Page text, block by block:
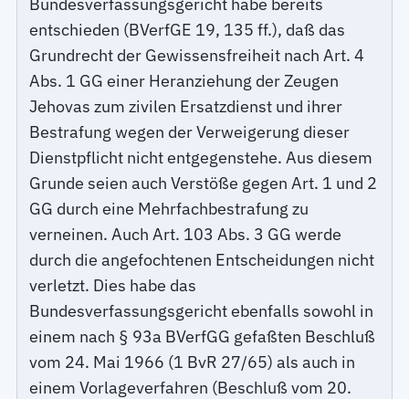
entschieden (BVerfGE 19, 135 ff.), daß das
Grundrecht der Gewissensfreiheit nach Art. 4
Abs. 1 GG einer Heranziehung der Zeugen
Jehovas zum zivilen Ersatzdienst und ihrer
Bestrafung wegen der Verweigerung dieser
Dienstpflicht nicht entgegenstehe. Aus diesem
Grunde seien auch Verstöße gegen Art. 1 und 2
GG durch eine Mehrfachbestrafung zu
verneinen. Auch Art. 103 Abs. 3 GG werde
durch die angefochtenen Entscheidungen nicht
verletzt. Dies habe das
Bundesverfassungsgericht ebenfalls sowohl in
einem nach § 93a BVerfGG gefaßten Beschluß
vom 24. Mai 1966 (1 BvR 27/65) als auch in
einem Vorlageverfahren (Beschluß vom 20.